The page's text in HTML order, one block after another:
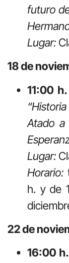
futuro
Lugar:
18 de
11:00 h.
Atado
Lugar:
Horario:
h. y de
22 de
16:00 h.